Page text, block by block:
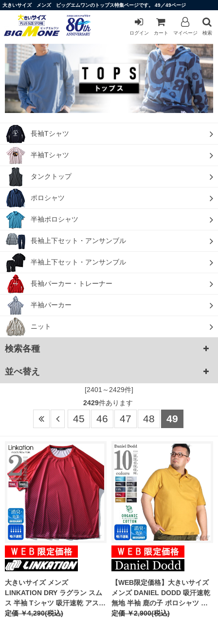
大きいサイズ メンズ ビッグエムワンのトップス特集ページです。 49／49ページ
ログイン カート マイページ 検索
長袖Tシャツ
半袖Tシャツ
タンクトップ
ポロシャツ
半袖ポロシャツ
長袖上下セット・アンサンブル
半袖上下セット・アンサンブル
長袖パーカー・トレーナー
半袖パーカー
ニット
検索各種
並べ替え
[2401～2429件]
2429件あります
45 46 47 48 49
大きいサイズ メンズ
LINKATION DRY ラグラン スム
ス 半袖 Tシャツ 吸汗速乾 アスレ
ジャー スポーツウェア la-
定価 ￥4,290(税込)
【WEB限定価格】大きいサイズ
メンズ DANIEL DODD 吸汗速乾
無地 半袖 鹿の子 ポロシャツ オ
ーガニック 消臭機能付 azpr-
定価 ￥2,900(税込)